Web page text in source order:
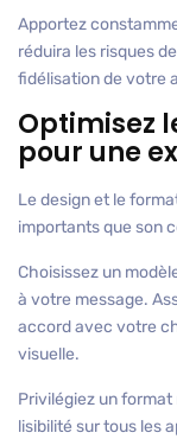
Apportez
réduira les risques
fidélisation de votre
Optimisez
pour une
Le design et le
importants que son
Choisissez un
à votre message.
accord avec votre
visuelle.
Privilégiez un
lisibilité sur tous les